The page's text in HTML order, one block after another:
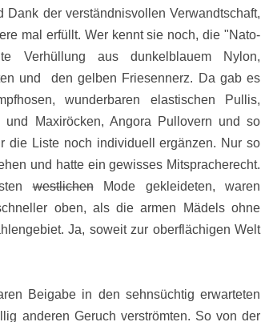
Dank der verständnisvollen Verwandtschaft,
mal erfüllt. Wer kennt sie noch, die "Nato-
Verhüllung aus dunkelblauem Nylon,
und den gelben Friesennerz. Da gab es
wunderbaren elastischen Pullis,
und Maxiröcken, Angora Pullovern und so
die Liste noch individuell ergänzen. Nur so
und hatte ein gewisses Mitspracherecht.
westlichenMode gekleideten, waren
oben, als die armen Mädels ohne
Ja, soweit zur oberflächigen Welt
Beigabe in den sehnsüchtig erwarteten
anderen Geruch verströmten. So von der